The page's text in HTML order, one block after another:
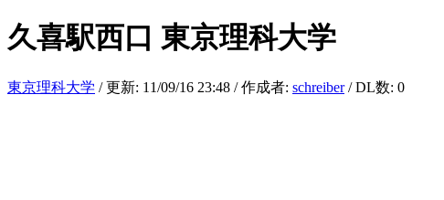
久喜駅西口 東京理科大学
東京理科大学 / 更新: 11/09/16 23:48 / 作成者: schreiber/ DL数: 0